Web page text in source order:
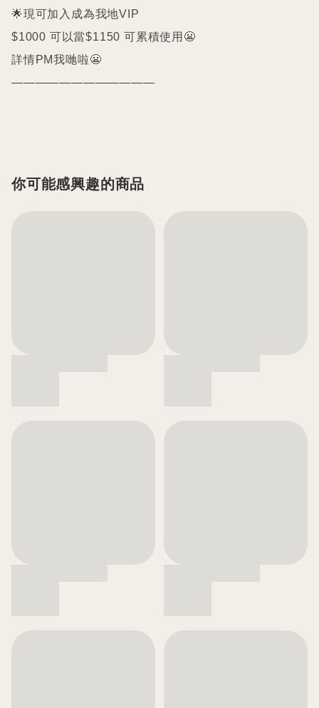
🌟現可加入成為我地VIP
$1000 可以當$1150 可累積使用😬
詳情PM我哋啦😬
————————————
你可能感興趣的商品